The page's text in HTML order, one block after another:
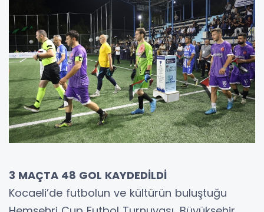
3 MAÇTA 48 GOL KAYDEDİLDİ
Kocaeli’de futbolun ve kültürün buluştuğu